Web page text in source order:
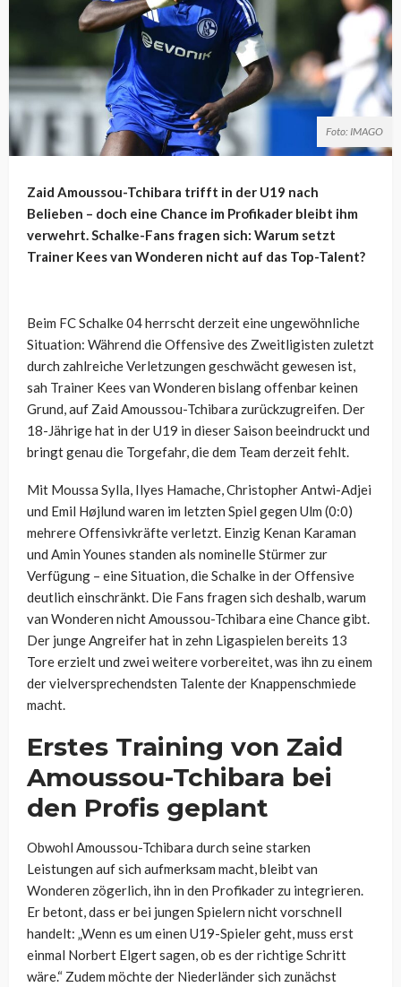
Foto: IMAGO
Zaid Amoussou-Tchibara trifft in der U19 nach
Belieben – doch eine Chance im Profikader bleibt ihm
verwehrt. Schalke-Fans fragen sich: Warum setzt
Trainer Kees van Wonderen nicht auf das Top-Talent?
Beim FC Schalke 04 herrscht derzeit eine ungewöhnliche
Situation: Während die Offensive des Zweitligisten zuletzt
durch zahlreiche Verletzungen geschwächt gewesen ist,
sah Trainer Kees van Wonderen bislang offenbar keinen
Grund, auf Zaid Amoussou-Tchibara zurückzugreifen. Der
18-Jährige hat in der U19 in dieser Saison beeindruckt und
bringt genau die Torgefahr, die dem Team derzeit fehlt.
Mit Moussa Sylla, Ilyes Hamache, Christopher Antwi-Adjei
und Emil Højlund waren im letzten Spiel gegen Ulm (0:0)
mehrere Offensivkräfte verletzt. Einzig Kenan Karaman
und Amin Younes standen als nominelle Stürmer zur
Verfügung – eine Situation, die Schalke in der Offensive
deutlich einschränkt. Die Fans fragen sich deshalb, warum
van Wonderen nicht Amoussou-Tchibara eine Chance gibt.
Der junge Angreifer hat in zehn Ligaspielen bereits 13
Tore erzielt und zwei weitere vorbereitet, was ihn zu einem
der vielversprechendsten Talente der Knappenschmiede
macht.
Erstes Training von Zaid
Amoussou-Tchibara bei
den Profis geplant
Obwohl Amoussou-Tchibara durch seine starken
Leistungen auf sich aufmerksam macht, bleibt van
Wonderen zögerlich, ihn in den Profikader zu integrieren.
Er betont, dass er bei jungen Spielern nicht vorschnell
handelt: „Wenn es um einen U19-Spieler geht, muss erst
einmal Norbert Elgert sagen, ob es der richtige Schritt
wäre.“ Zudem möchte der Niederländer sich zunächst